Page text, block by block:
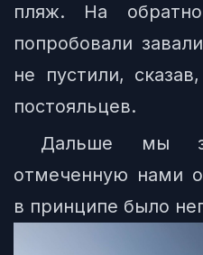
пляж. На
попробовали
не пустили,
постояльцев.
Дальше мы
отмеченную нами
в принципе было